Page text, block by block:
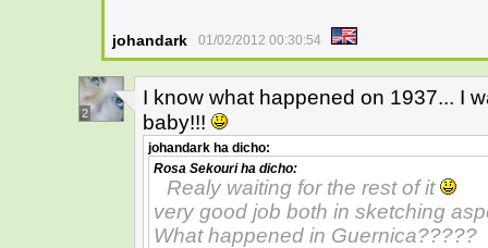
johandark 01/02/2012 00:30:54
2
I know what happened on 1937... I
baby!!!
johandark ha dicho:
Rosa Sekouriha dicho:
Realy waiting for the rest of it
very good job both in sketching
What happened in Guernica?????